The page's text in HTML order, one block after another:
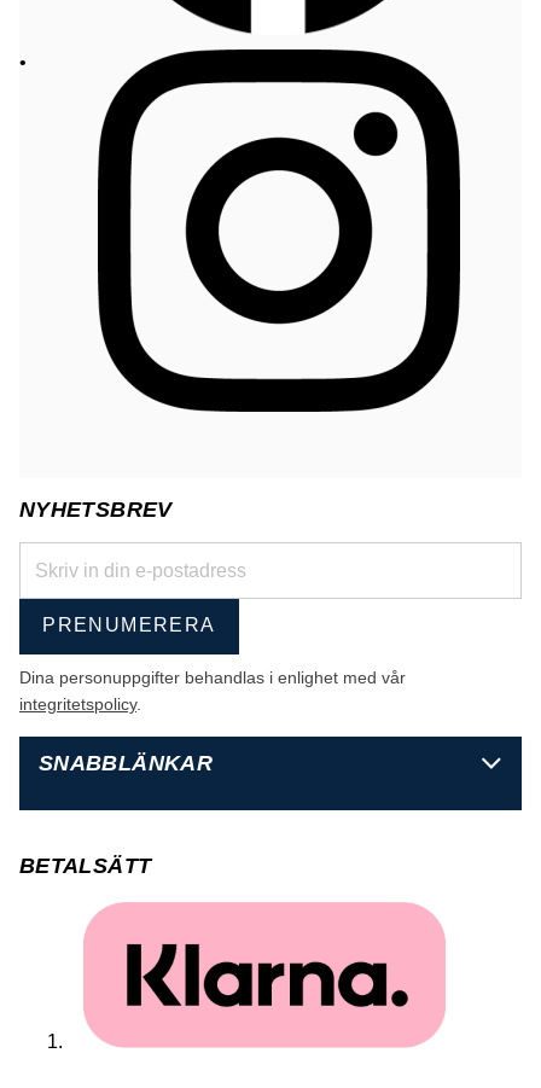
NYHETSBREV
PRENUMERERA
Dina personuppgifter behandlas i enlighet med vår
integritetspolicy.
SNABBLÄNKAR
BETALSÄTT